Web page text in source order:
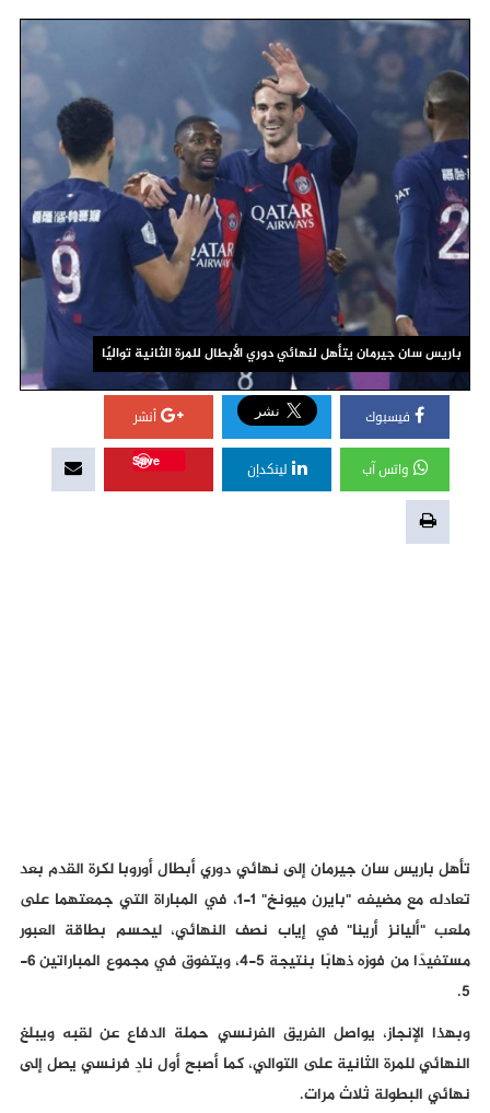
باريس سان جيرمان يتأهل لنهائي دوري الأبطال للمرة الثانية تواليًا
فيسبوك أنشر
واتس آب لينكدإن
Save
تأهل باريس سان جيرمان إلى نهائي دوري أبطال أوروبا لكرة القدم بعد
تعادله مع مضيفه "بايرن ميونخ" 1-1، في المباراة التي جمعتهما على
ملعب "أليانز أرينا" في إياب نصف النهائي، ليحسم بطاقة العبور
مستفيدًا من فوزه ذهابًا بنتيجة 5-4، ويتفوق في مجموع المباراتين 6-
5.
وبهذا الإنجاز، يواصل الفريق الفرنسي حملة الدفاع عن لقبه ويبلغ
النهائي للمرة الثانية على التوالي، كما أصبح أول نادٍ فرنسي يصل إلى
نهائي البطولة ثلاث مرات.